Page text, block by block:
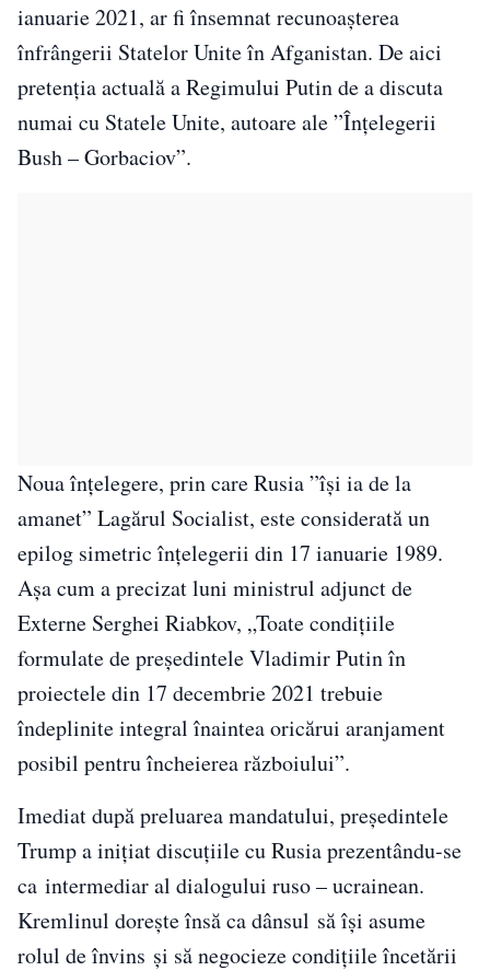
ianuarie 2021, ar fi însemnat recunoașterea
înfrângerii Statelor Unite în Afganistan. De aici
pretenția actuală a Regimului Putin de a discuta
numai cu Statele Unite, autoare ale ”Înțelegerii
Bush – Gorbaciov”.
Noua înțelegere, prin care Rusia ”își ia de la
amanet” Lagărul Socialist, este considerată un
epilog simetric înțelegerii din 17 ianuarie 1989.
Așa cum a precizat luni ministrul adjunct de
Externe Serghei Riabkov, „Toate condițiile
formulate de președintele Vladimir Putin în
proiectele din 17 decembrie 2021 trebuie
îndeplinite integral înaintea oricărui aranjament
posibil pentru încheierea războiului”.
Imediat după preluarea mandatului, președintele
Trump a inițiat discuțiile cu Rusia prezentându-se
ca intermediar al dialogului ruso – ucrainean.
Kremlinul dorește însă ca dânsul să își asume
rolul de învins și să negocieze condițiile încetării